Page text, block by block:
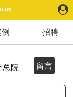
招聘
总院 留言